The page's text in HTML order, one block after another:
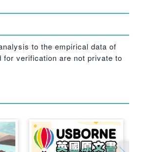
to the empirical data of
verification are not private to